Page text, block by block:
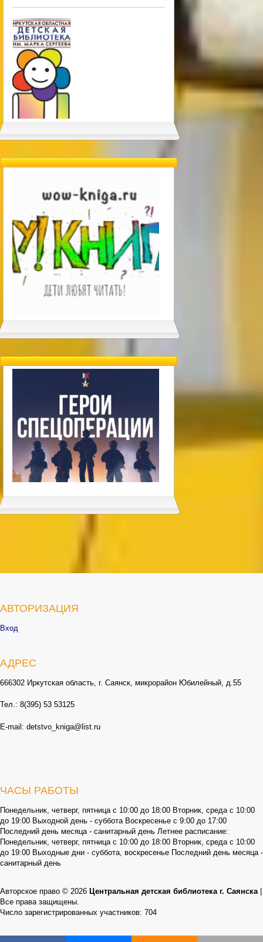
АВТОРИЗАЦИЯ
Вход
АДРЕС
666302 Иркутская область, г. Саянск, микрорайон Юбилейный, д.55
Тел.: 8(395) 53 53125
E-mail: detstvo_kniga@list.ru
ЧАСЫ РАБОТЫ
Понедельник, четверг, пятница с 10:00 до 18:00 Вторник, среда с 10:00
до 19:00 Выходной день - суббота Воскресенье с 9:00 до 17:00
Последний день месяца - санитарный день Летнее расписание:
Понедельник, четверг, пятница с 10:00 до 18:00 Вторник, среда с 10:00
до 19:00 Выходные дни - суббота, воскресенье Последний день месяца -
санитарный день
Авторское право © 2026 Центральная детская библиотека г. Саянска
Все права защищены.
Число зарегистрированных участников: 704